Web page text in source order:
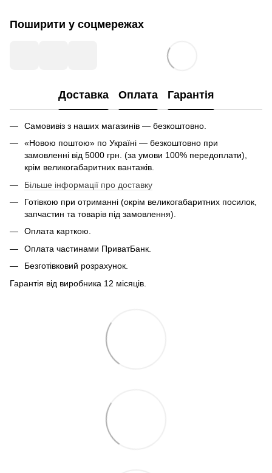
Поширити у соцмережах
Доставка Оплата Гарантія
Самовивіз з наших магазинів — безкоштовно.
«Новою поштою» по Україні — безкоштовно при
замовленні від 5000 грн. (за умови 100% передоплати),
крім великогабаритних вантажів.
Більше інформації про доставку
Готівкою при отриманні (окрім великогабаритних посилок,
запчастин та товарів під замовлення).
Оплата карткою.
Оплата частинами ПриватБанк.
Безготівковий розрахунок.
Гарантія від виробника 12 місяців.